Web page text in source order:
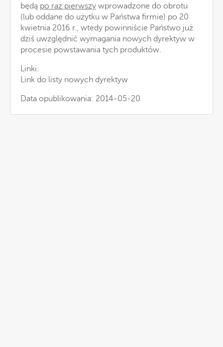
będą po raz pierwszy wprowadzone do obrotu
(lub oddane do użytku w Państwa firmie) po 20
kwietnia 2016 r., wtedy powinniście Państwo już
dziś uwzględnić wymagania nowych dyrektyw w
procesie powstawania tych produktów.
Linki:
Link do listy nowych dyrektyw
Data opublikowania: 2014-05-20